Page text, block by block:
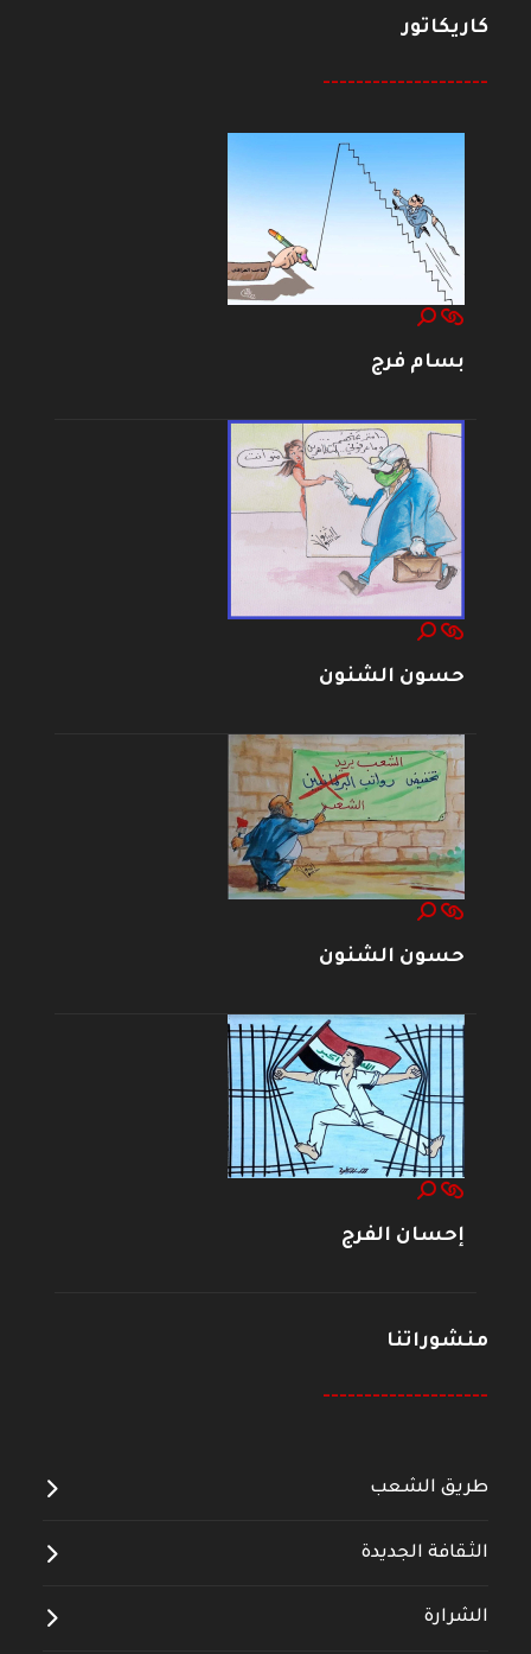
كاريكاتور
--------------------
بسام فرج
حسون الشنون
حسون الشنون
إحسان الفرج
منشوراتنا
--------------------
طريق الشعب
الثقافة الجديدة
الشرارة